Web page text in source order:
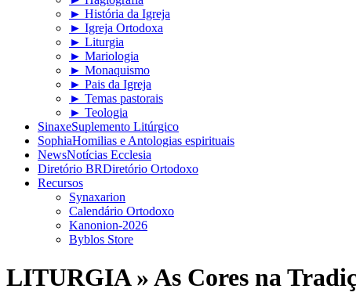
► História da Igreja
► Igreja Ortodoxa
► Liturgia
► Mariologia
► Monaquismo
► Pais da Igreja
► Temas pastorais
► Teologia
SinaxeSuplemento Litúrgico
SophiaHomilias e Antologias espirituais
NewsNotícias Ecclesia
Diretório BRDiretório Ortodoxo
Recursos
Synaxarion
Calendário Ortodoxo
Kanonion-2026
Byblos Store
LITURGIA »As Cores na